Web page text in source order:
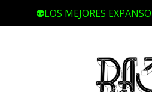
👽LOS MEJORES